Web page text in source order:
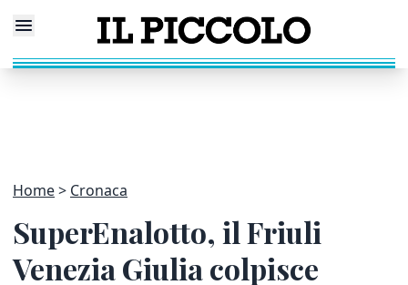
Home Cronaca
SuperEnalotto, il Friuli
Venezia Giulia colpisce